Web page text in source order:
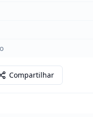
Compartilhar